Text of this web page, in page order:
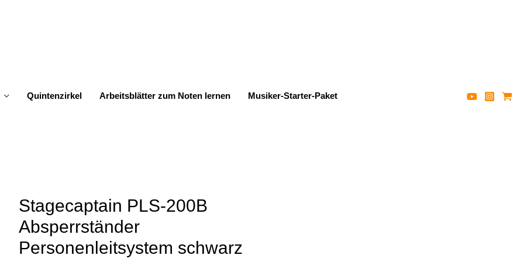
Quintenzirkel Arbeitsblätter zum Noten lernen Musiker-Starter-Paket
Stagecaptain PLS-200B
Absperrständer
Personenleitsystem schwarz